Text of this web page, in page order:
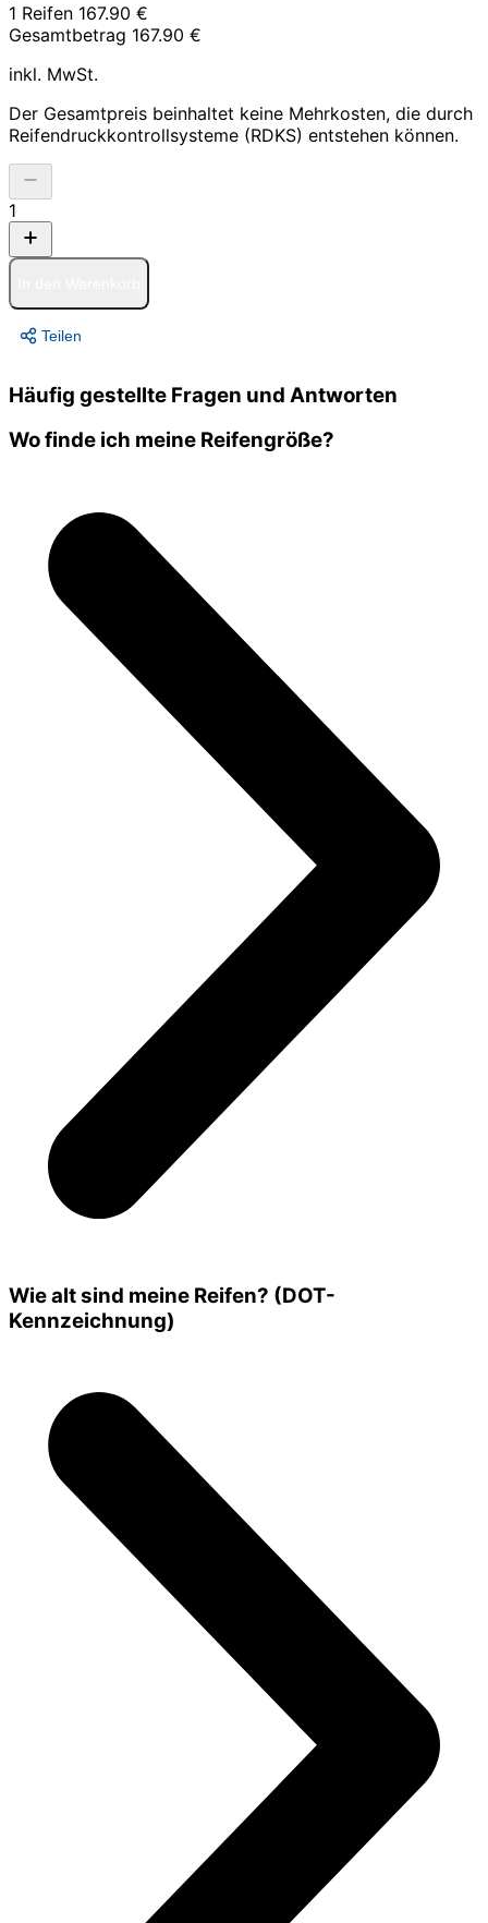
1 Reifen 167.90 €
Gesamtbetrag 167.90 €
inkl. MwSt.
Der Gesamtpreis beinhaltet keine Mehrkosten, die durch
Reifendruckkontrollsysteme (RDKS) entstehen können.
1
Teilen
Häufig gestellte Fragen und Antworten
Wo finde ich meine Reifengröße?
Wie alt sind meine Reifen? (DOT-
Kennzeichnung)